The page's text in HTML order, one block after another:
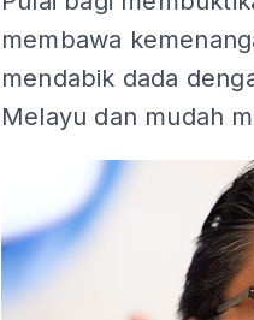
membawa
mendabik dada
Melayu dan mudah